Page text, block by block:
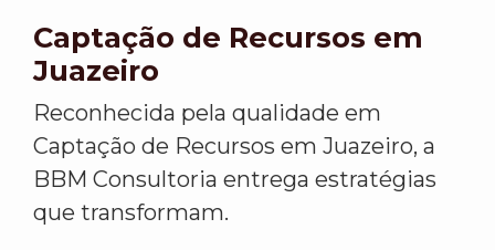
Captação de Recursos em
Juazeiro
Reconhecida pela qualidade em
Captação de Recursos em Juazeiro, a
BBM Consultoria entrega estratégias
que transformam.